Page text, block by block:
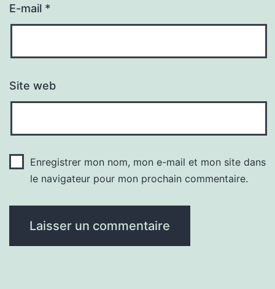
E-mail *
Site web
Enregistrer mon nom, mon e-mail et mon site dans
le navigateur pour mon prochain commentaire.